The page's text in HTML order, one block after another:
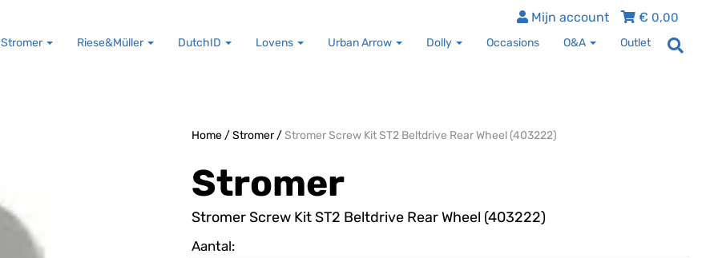
€ 0,00
Mijn account
Stromer Riese&Müller DutchID Lovens Urban Arrow Dolly Occasions O&A Outlet
Home/Stromer/Stromer Screw Kit ST2 Beltdrive Rear Wheel (403222)
Stromer
Stromer Screw Kit ST2 Beltdrive Rear Wheel (403222)
Aantal: